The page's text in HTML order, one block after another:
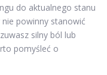
do aktualnego stanu
powinny stanowić
silny ból lub
pomyśleć o